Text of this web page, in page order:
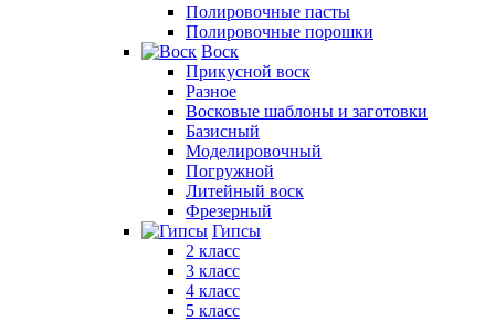
Полировочные пасты
Полировочные порошки
Воск
Прикусной воск
Разное
Восковые шаблоны и заготовки
Базисный
Моделировочный
Погружной
Литейный воск
Фрезерный
Гипсы
2 класс
3 класс
4 класс
5 класс